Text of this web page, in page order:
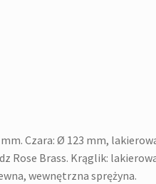
Czara: Ø 123 mm,
Rose Brass. Krąglik:
wewnętrzna sprężyna.